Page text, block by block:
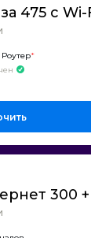
475 с Wi-
Роутер*
300